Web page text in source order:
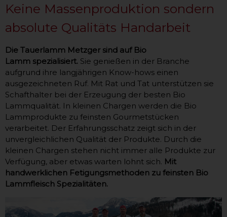
Keine Massenproduktion sondern
absolute Qualitäts Handarbeit
Die Tauerlamm Metzger sind auf Bio
Lamm spezialisiert. Sie genießen in der Branche
aufgrund ihre langjährigen Know-hows einen
ausgezeichneten Ruf. Mit Rat und Tat unterstützen sie
Schafthalter bei der Erzeugung der besten Bio
Lammqualität. In kleinen Chargen werden die Bio
Lammprodukte zu feinsten Gourmetstücken
verarbeitet. Der Erfahrungsschatz zeigt sich in der
unvergleichlichen Qualität der Produkte. Durch die
kleinen Chargen stehen nicht immer alle Produkte zur
Verfügung, aber etwas warten lohnt sich. Mit
handwerklichen Fetigungsmethoden zu feinsten Bio
Lammfleisch Spezialitäten.